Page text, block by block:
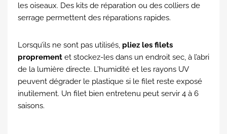
les oiseaux. Des kits de réparation ou des colliers de
serrage permettent des réparations rapides.
Lorsqu’ils ne sont pas utilisés, pliez les filets
proprement et stockez-les dans un endroit sec, à l’abri
de la lumière directe. L’humidité et les rayons UV
peuvent dégrader le plastique si le filet reste exposé
inutilement. Un filet bien entretenu peut servir 4 à 6
saisons.